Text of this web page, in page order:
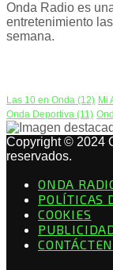
Onda Radio es
entretenimiento
semana.
Las 10 en Onda (12) Mi
Onda Deportiva (11)
Copyright © 2024
reservados.
ONDA
POLÍTICAS
COOKIES